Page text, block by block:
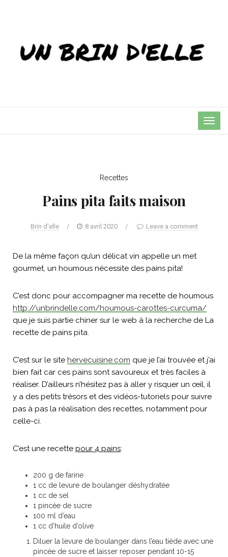
Recettes
Pains pita faits maison
Brin d'elle / 8 avril 2020 / Leave a comment
De la même façon qu’un délicat vin appelle un met
gourmet, un houmous nécessite des pains pita!
C’est donc pour accompagner ma recette de houmous
http://unbrindelle.com/houmous-carottes-curcuma/
que je suis partie chiner sur le web à la recherche de La
recette de pains pita.
C’est sur le site hervecuisine.com que je l’ai trouvée et j’ai
bien fait car ces pains sont savoureux et très faciles à
réaliser. D’ailleurs n’hésitez pas à aller y risquer un œil, il
y a des petits trésors et des vidéos-tutoriels pour suivre
pas à pas la réalisation des recettes, notamment pour
celle-ci.
C’est une recette pour 4 pains:
200 g de farine
1 cc de levure de boulanger déshydratée
1 cc de sel
1 pincée de sucre
100 ml d’eau
1 cc d’huile d’olive
Diluer la levure de boulanger dans l’eau tiède avec une
pincée de sucre et laisser reposer pendant 10-15